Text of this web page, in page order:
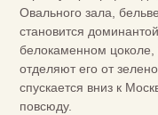
Овального зала,
становится
белокаменном цоколе,
отделяют его от
спускается вниз к
повсюду.